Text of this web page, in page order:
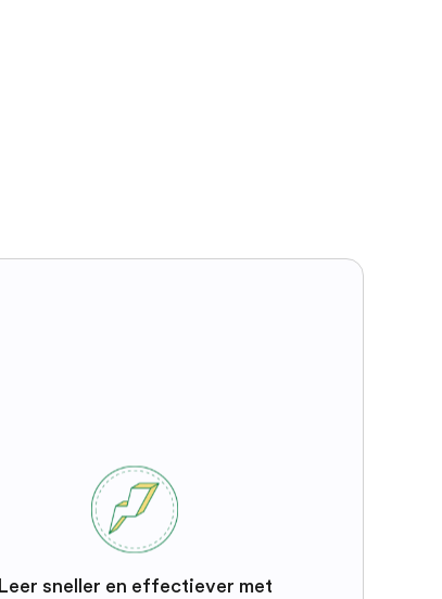
Leer sneller en effectiever met